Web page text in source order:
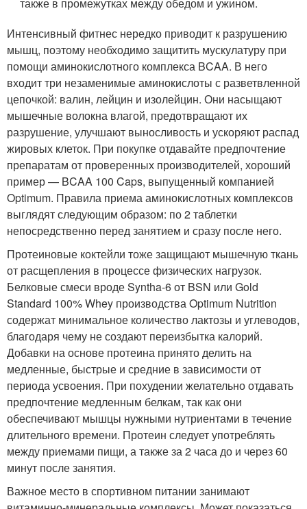
также в промежутках между обедом и ужином.
Интенсивный фитнес нередко приводит к разрушению
мышц, поэтому необходимо защитить мускулатуру при
помощи аминокислотного комплекса BCAA. В него
входит три незаменимые аминокислоты с разветвленной
цепочкой: валин, лейцин и изолейцин. Они насыщают
мышечные волокна влагой, предотвращают их
разрушение, улучшают выносливость и ускоряют распад
жировых клеток. При покупке отдавайте предпочтение
препаратам от проверенных производителей, хороший
пример — BCAA 100 Caps, выпущенный компанией
Optimum. Правила приема аминокислотных комплексов
выглядят следующим образом: по 2 таблетки
непосредственно перед занятием и сразу после него.
Протеиновые коктейли тоже защищают мышечную ткань
от расщепления в процессе физических нагрузок.
Белковые смеси вроде Syntha-6 от BSN или Gold
Standard 100% Whey производства Optimum Nutrition
содержат минимальное количество лактозы и углеводов,
благодаря чему не создают переизбытка калорий.
Добавки на основе протеина принято делить на
медленные, быстрые и средние в зависимости от
периода усвоения. При похудении желательно отдавать
предпочтение медленным белкам, так как они
обеспечивают мышцы нужными нутриентами в течение
длительного времени. Протеин следует употреблять
между приемами пищи, а также за 2 часа до и через 60
минут после занятия.
Важное место в спортивном питании занимают